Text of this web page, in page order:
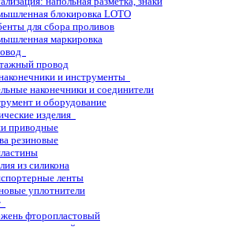
блокировка LOTO
для сбора проливов
маркировка
провод
и инструменты
наконечники и соединители
и оборудование
изделия
приводные
резиновые
из силикона
ленты
уплотнители
фторопластовый